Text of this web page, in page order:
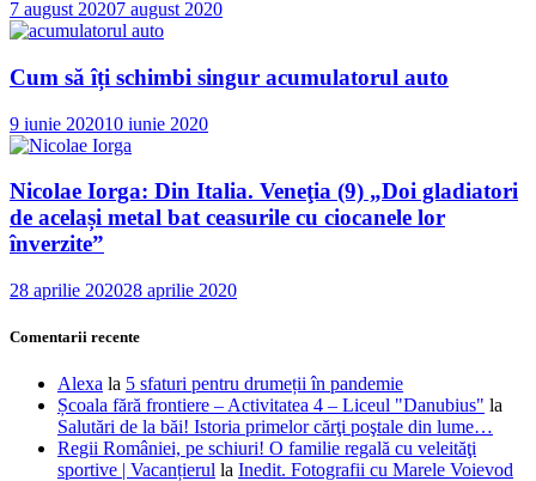
7 august 20207 august 2020
Cum să îți schimbi singur acumulatorul auto
9 iunie 202010 iunie 2020
Nicolae Iorga: Din Italia. Veneţia (9) „Doi gladiatori
de același metal bat ceasurile cu ciocanele lor
înverzite”
28 aprilie 202028 aprilie 2020
Comentarii recente
Alexa la 5 sfaturi pentru drumeții în pandemie
Școala fără frontiere – Activitatea 4 – Liceul "Danubius" la
Salutări de la băi! Istoria primelor cărţi poştale din lume…
Regii României, pe schiuri! O familie regală cu veleităţi
sportive | Vacanțierul la Inedit. Fotografii cu Marele Voievod